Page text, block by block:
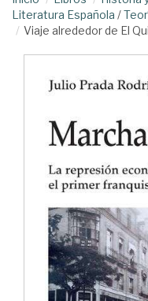
Literatura Española /
Viaje alrededor de El